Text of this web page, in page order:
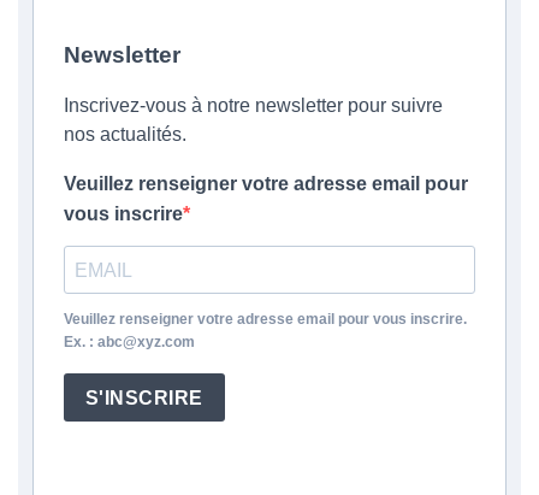
Newsletter
Inscrivez-vous à notre newsletter pour suivre
nos actualités.
Veuillez renseigner votre adresse email pour
vous inscrire
Veuillez renseigner votre adresse email pour vous inscrire.
Ex. : abc@xyz.com
S'INSCRIRE